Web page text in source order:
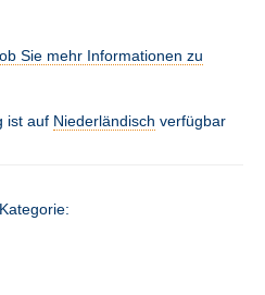
Sie mehr Informationen zu
ist auf Niederländisch verfügbar